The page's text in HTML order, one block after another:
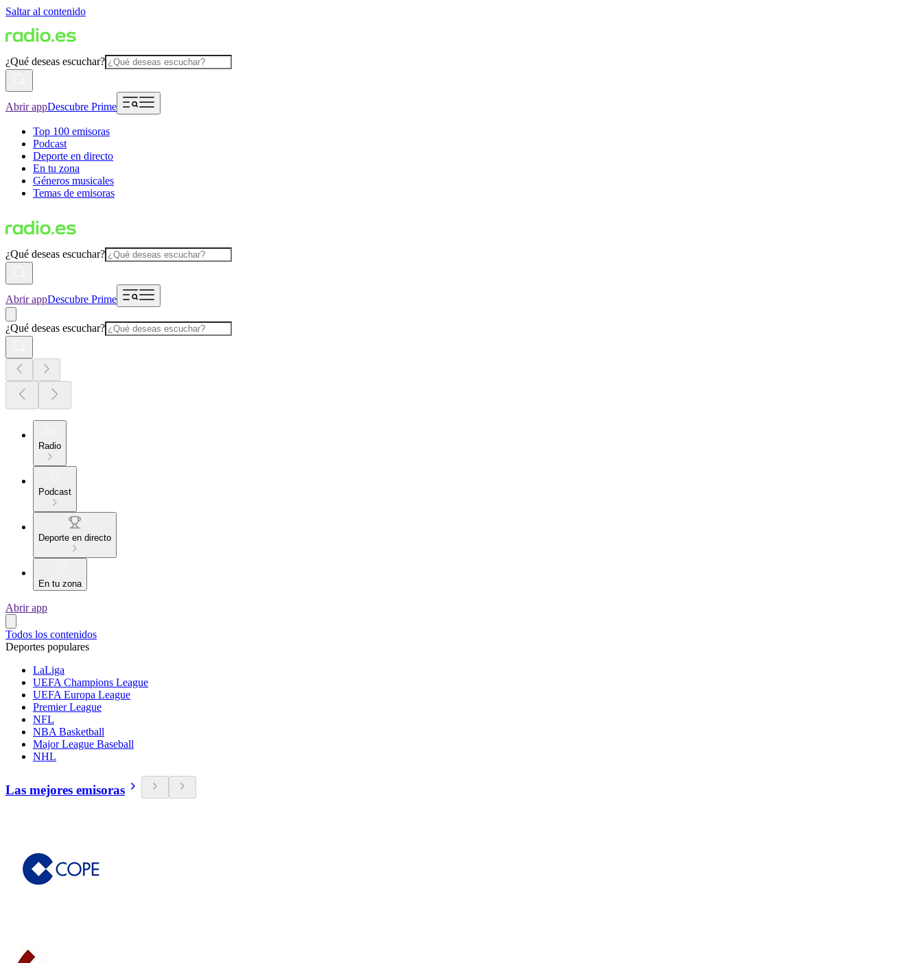
Saltar al contenido
¿Qué deseas escuchar?
Abrir appDescubre Prime
Top 100 emisoras
Podcast
Deporte en directo
En tu zona
Géneros musicales
Temas de emisoras
¿Qué deseas escuchar?
Abrir appDescubre Prime
¿Qué deseas escuchar?
Radio
Podcast
Deporte en directo
En tu zona
Abrir app
Todos los contenidos
Deportes populares
LaLiga
UEFA Champions League
UEFA Europa League
Premier League
NFL
NBA Basketball
Major League Baseball
NHL
Las mejores emisoras